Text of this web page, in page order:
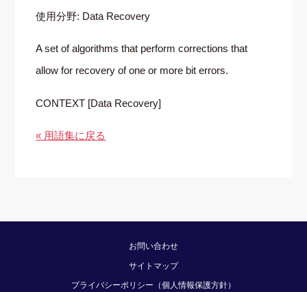
使用分野: Data Recovery
A set of algorithms that perform corrections that
allow for recovery of one or more bit errors.
CONTEXT [Data Recovery]
« 用語集に戻る
お問い合わせ
サイトマップ
プライバシーポリシー（個人情報保護方針）